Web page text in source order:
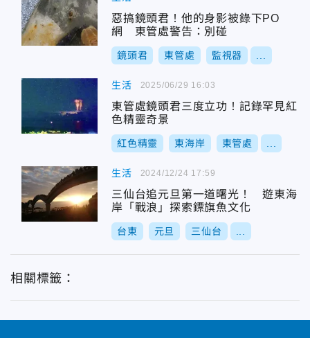
惡搞鏡頭君！他的身影被錄下PO
網 東管處警告：別碰
鏡頭君 東管處 監視器
生活
東管處鏡頭君三度立功！記錄罕見紅
色精靈奇景
紅色精靈 東海岸 東管處
2025/06/29 16:03
生活
三仙台追元旦第一道曙光！ 遊東海
岸「戰浪」探索鏢旗魚文化
台東 元旦 三仙台
2024/12/24 17:59
相關標籤：